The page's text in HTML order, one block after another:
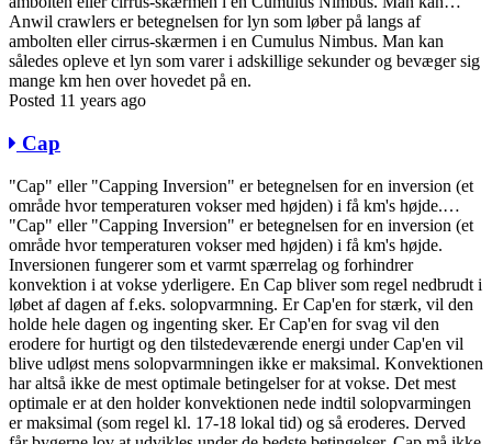
Anwil crawlers er betegnelsen for lyn som løber på langs af
ambolten eller cirrus-skærmen i en Cumulus Nimbus. Man kan
således opleve et lyn som varer i adskillige sekunder og bevæger sig
mange km hen over hovedet på en.
Posted 11 years ago
Cap
"Cap" eller "Capping Inversion" er betegnelsen for en inversion (et
område hvor temperaturen vokser med højden) i få km's højde.…
"Cap" eller "Capping Inversion" er betegnelsen for en inversion (et
område hvor temperaturen vokser med højden) i få km's højde.
Inversionen fungerer som et varmt spærrelag og forhindrer
konvektion i at vokse yderligere. En Cap bliver som regel nedbrudt i
løbet af dagen af f.eks. solopvarmning. Er Cap'en for stærk, vil den
holde hele dagen og ingenting sker. Er Cap'en for svag vil den
erodere for hurtigt og den tilstedeværende energi under Cap'en vil
blive udløst mens solopvarmningen ikke er maksimal. Konvektionen
har altså ikke de mest optimale betingelser for at vokse. Det mest
optimale er at den holder konvektionen nede indtil solopvarmingen
er maksimal (som regel kl. 17-18 lokal tid) og så eroderes. Derved